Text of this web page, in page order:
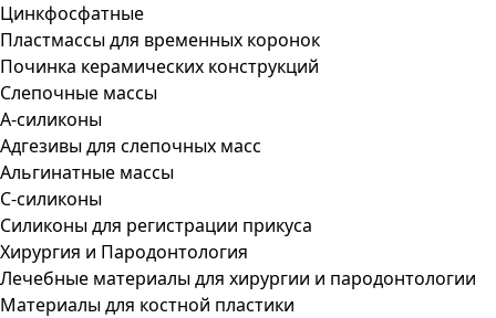
Цинкфосфатные
Пластмассы для временных коронок
Починка керамических конструкций
Слепочные массы
А-силиконы
Адгезивы для слепочных масс
Альгинатные массы
С-силиконы
Силиконы для регистрации прикуса
Хирургия и Пародонтология
Лечебные материалы для хирургии и пародонтологии
Материалы для костной пластики